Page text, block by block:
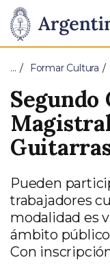
Presidencia
de
la
Nación
Pasar al
… Formar Cultura
Segundo
Pueden
trabajadores
modalidad es
ámbito
Con